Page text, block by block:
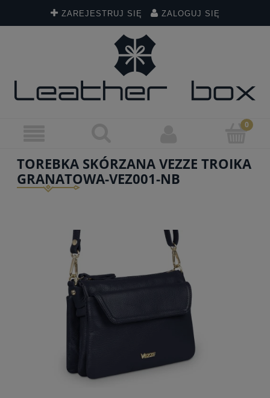
ZAREJESTRUJ SIĘ ZALOGUJ SIĘ
TOREBKA SKÓRZANA VEZZE TROIKA
GRANATOWA-VEZ001-NB